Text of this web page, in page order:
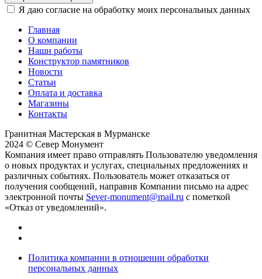
Я даю согласие на обработку моих персональных данных
Главная
О компании
Наши работы
Конструктор памятников
Новости
Статьи
Оплата и доставка
Магазины
Контакты
Гранитная Мастерская в Мурманске
2024 © Север Монумент
Компания имеет право отправлять Пользователю уведомления
о новых продуктах и услугах, специальных предложениях и
различных событиях. Пользователь может отказаться от
получения сообщений, направив Компании письмо на адрес
электронной почты Sever-monument@mail.ru с пометкой
«Отказ от уведомлений».
Политика компании в отношении обработки
персональных данных